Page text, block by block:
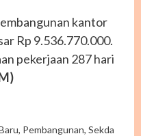
kantor
Rp 9.536.770.000.
pekerjaan 287 hari
, Pembangunan, Sekda